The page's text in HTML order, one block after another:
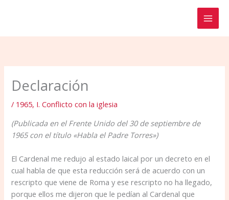
Declaración
/ 1965, I. Conflicto con la iglesia
(Publicada en el Frente Unido del 30 de septiembre de
1965 con el título «Habla el Padre Torres»)
El Cardenal me redujo al estado laical por un decreto en el
cual habla de que esta reducción será de acuerdo con un
rescripto que viene de Roma y ese rescripto no ha llegado,
porque ellos me dijeron que le pedían al Cardenal que